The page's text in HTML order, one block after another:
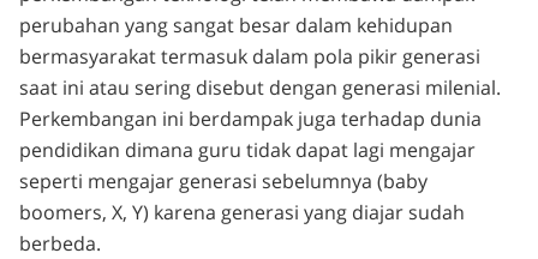
perubahan yang sangat besar dalam kehidupan
bermasyarakat termasuk dalam pola pikir generasi
saat ini atau sering disebut dengan generasi milenial.
Perkembangan ini berdampak juga terhadap dunia
pendidikan dimana guru tidak dapat lagi mengajar
seperti mengajar generasi sebelumnya (baby
boomers, X, Y) karena generasi yang diajar sudah
berbeda.